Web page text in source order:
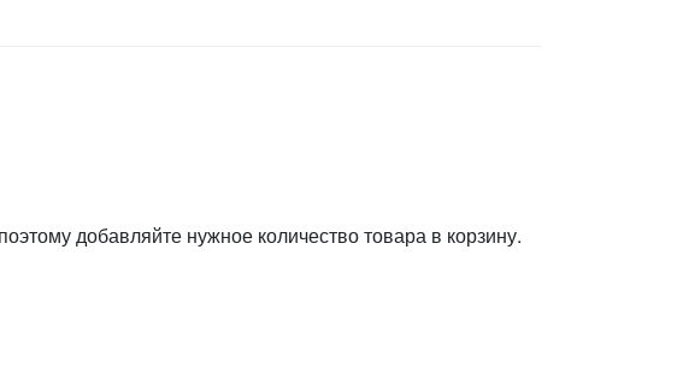
добавляйте нужное количество товара в корзину.